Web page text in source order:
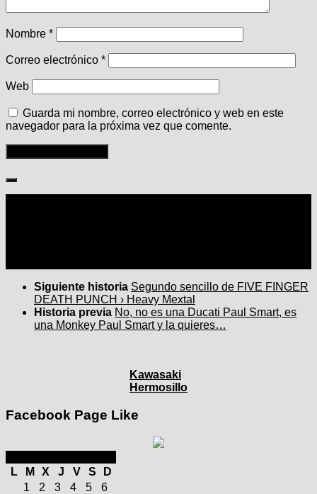
Nombre *
Correo electrónico *
Web
Guarda mi nombre, correo electrónico y web en este
navegador para la próxima vez que comente.
Siguiente historia Segundo sencillo de FIVE FINGER
DEATH PUNCH › Heavy Mextal
Historia previa No, no es una Ducati Paul Smart, es
una Monkey Paul Smart y la quieres…
Kawasaki
Hermosillo
Facebook Page Like
L
M X J V S
D
1
2 3 4 5
6